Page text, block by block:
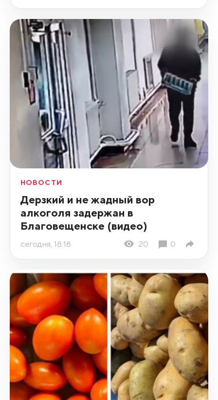
НОВОСТИ
Дерзкий и не жадный вор
алкоголя задержан в
Благовещенске (видео)
сегодня, 18:18 20 0